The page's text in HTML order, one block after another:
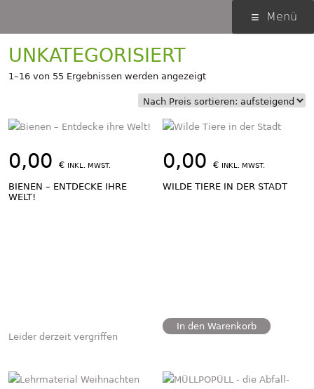
Menü
Menü
UNKATEGORISIERT
1–16 von 55 Ergebnissen werden angezeigtNach
Preis
sortiert:
aufsteigend
0,00 € INKL. MWST.
BIENEN – ENTDECKE IHRE
WELT!
Leider derzeit vergriffen
0,00€ INKL. MWST.
WILDE TIERE IN DER STADT
In den Warenkorb